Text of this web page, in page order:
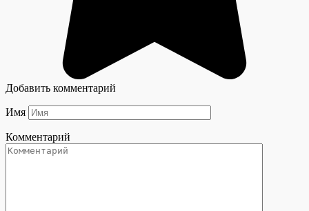
Добавить комментарий
Имя
Комментарий